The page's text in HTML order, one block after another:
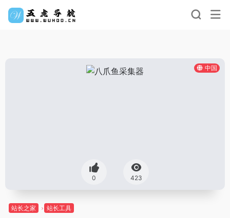
中国
0 423
站长之家 站长工具